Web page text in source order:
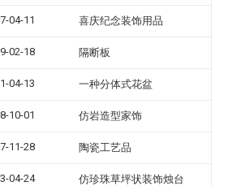
04-11 喜庆纪念装饰用品
02-18 隔断板
04-13 一种分体式花盆
10-01 仿岩造型家饰
11-28 陶瓷工艺品
04-24 仿珍珠草坪状装饰烛台